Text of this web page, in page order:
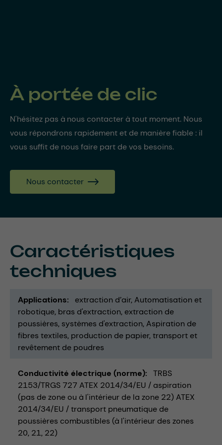
À portée de clic
N'hésitez pas à nous contacter à tout moment. Nous
vous répondrons rapidement et de manière fiable : il
vous suffit de nous faire part de vos besoins.
Nous contacter
Caractéristiques
techniques
Applications extraction d’air Automatisation et
robotique bras d'extraction extraction de
poussières systèmes d'extraction Aspiration de
fibres textiles production de papier transport et
revêtement de poudres
Conductivité électrique (norme)
TRBS
2153/TRGS 727 ATEX 2014/34/EU / aspiration
(pas de zone ou à l'intérieur de la zone 22) ATEX
2014/34/EU / transport pneumatique de
poussières combustibles (à l'intérieur des zones
20, 21, 22)